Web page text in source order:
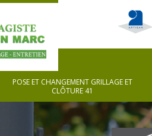
POSE ET CHANGEMENT GRILLAGE ET
CLÔTURE 41